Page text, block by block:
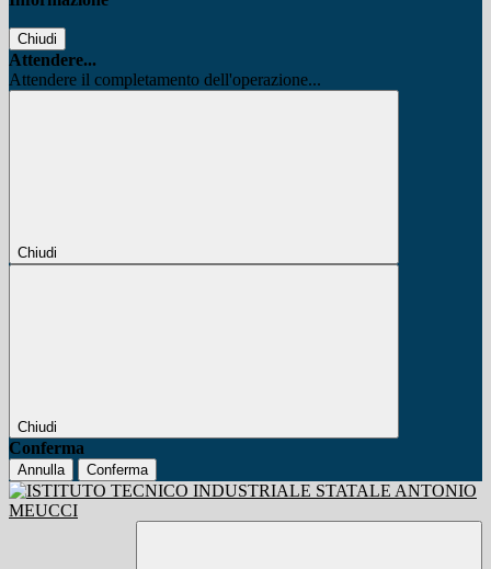
Chiudi
Attendere...
Attendere il completamento dell'operazione...
Chiudi
Chiudi
Conferma
Annulla Conferma